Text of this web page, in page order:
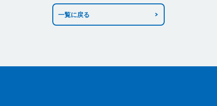
一覧に戻る